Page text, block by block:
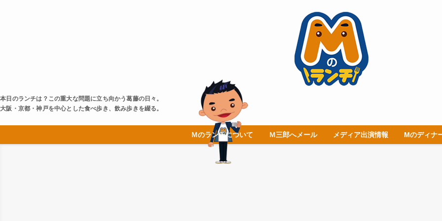
本日のランチは？この重大な問題に立ち向かう葛藤の日々。
大阪・京都・神戸を中心とした食べ歩き、飲み歩きを綴る。
Ｍのランチについて Ｍ三郎へメール メディア出演情報 Mのディナ